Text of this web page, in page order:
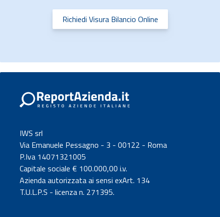
Richiedi Visura Bilancio Online
IWS srl
Via Emanuele Pessagno - 3 - 00122 - Roma
P.Iva 14071321005
Capitale sociale € 100.000,00 i.v.
Azienda autorizzata ai sensi exArt. 134
T.U.L.P.S - licenza n. 271395.